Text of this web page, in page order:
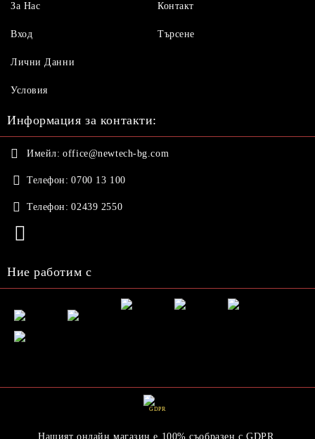
За Нас
Вход
Контакт
Търсене
Лични Данни
Условия
Информация за контакти:
Имейл: office@newtech-bg.com
Телефон: 0700 13 100
Телефон: 02439 2550
Ние работим с
GDPR
Нашият онлайн магазин е 100% съобразен с GDPR.